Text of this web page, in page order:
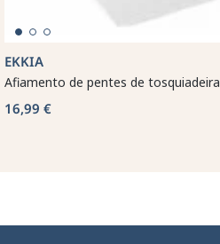
EKKIA
Afiamento de pentes de tosquiadeira
16,99 €